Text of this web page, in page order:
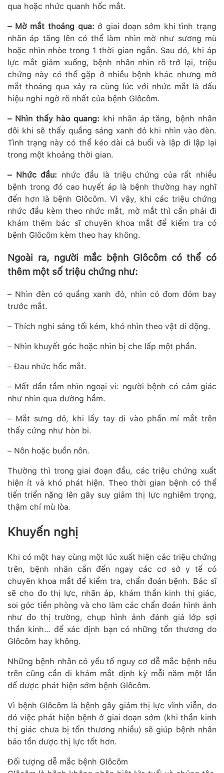
qua hoặc nhức quanh hốc mắt.
– Mờ mắt thoáng qua: ở giai đoạn sớm khi tình trạng
nhãn áp tăng lên có thể làm nhìn mờ như sương mù
hoặc nhìn nhòe trong 1 thời gian ngắn. Sau đó, khi áp
lực mắt giảm xuống, bệnh nhân nhìn rõ trở lại, triệu
chứng này có thể gặp ở nhiều bệnh khác nhưng mờ
mắt thoáng qua xảy ra cùng lúc với nhức mắt là dấu
hiệu nghi ngờ rõ nhất của bệnh Glôcôm.
– Nhìn thấy hào quang: khi nhãn áp tăng, bệnh nhân
đôi khi sẽ thấy quầng sáng xanh đỏ khi nhìn vào đèn.
Tình trạng này có thể kéo dài cả buổi và lập đi lập lại
trong một khoảng thời gian.
– Nhức đầu: nhức đầu là triệu chứng của rất nhiều
bệnh trong đó cao huyết áp là bệnh thường hay nghĩ
đến hơn là bệnh Glôcôm. Vì vậy, khi các triệu chứng
nhức đầu kèm theo nhức mắt, mờ mắt thì cần phải đi
khám thêm bác sĩ chuyên khoa mắt để kiểm tra có
bệnh Glôcôm kèm theo hay không.
Ngoài ra, người mắc bệnh Glôcôm có thể có
thêm một số triệu chứng như:
– Nhìn đèn có quầng xanh đỏ, nhìn có đom đóm bay
trước mắt.
– Thích nghi sáng tối kém, khó nhìn theo vật di động.
– Nhìn khuyết góc hoặc nhìn bị che lấp một phần.
– Đau nhức hốc mắt.
– Mất dần tầm nhìn ngoại vi: người bệnh có cảm giác
như nhìn qua đường hầm.
– Mắt sưng đỏ, khi lấy tay di vào phần mí mắt trên
thấy cứng như hòn bi.
– Nôn hoặc buồn nôn.
Thường thì trong giai đoạn đầu, các triệu chứng xuất
hiện ít và khó phát hiện. Theo thời gian bệnh có thể
tiến triển nặng lên gây suy giảm thị lực nghiêm trọng,
thậm chí mù lòa.
Khuyến nghị
Khi có một hay cùng một lúc xuất hiện các triệu chứng
trên, bệnh nhân cần đến ngay các cơ sở y tế có
chuyên khoa mắt để kiểm tra, chẩn đoán bệnh. Bác sĩ
sẽ cho đo thị lực, nhãn áp, khám thần kinh thị giác,
soi góc tiền phòng và cho làm các chẩn đoán hình ảnh
như đo thị trường, chụp hình ảnh đánh giá lớp sợi
thần kinh… để xác định bạn có những tổn thương do
Glôcôm hay không.
Những bệnh nhân có yếu tố nguy cơ dễ mắc bệnh nêu
trên cũng cần đi khám mắt định kỳ mỗi năm một lần
để được phát hiện sớm bệnh Glôcôm.
Vì bệnh Glôcôm là bệnh gây giảm thị lực vĩnh viễn, do
đó việc phát hiện bệnh ở giai đoạn sớm (khi thần kinh
thị giác chưa bị tổn thương nhiều) sẽ giúp bệnh nhân
bảo tồn được thị lực tốt hơn.
Đối tượng dễ mắc bệnh Glôcôm